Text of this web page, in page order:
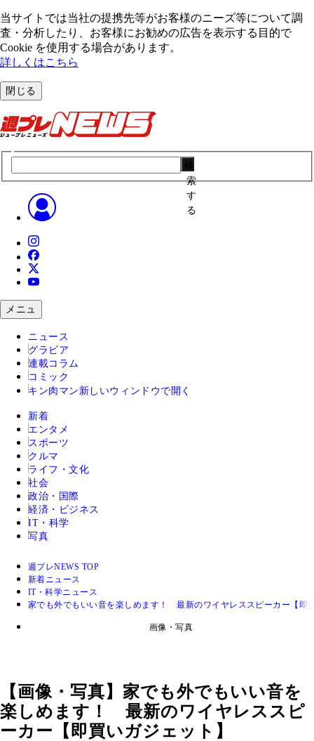
当サイトでは当社の提携先等がお客様のニーズ等について調
査・分析したり、お客様にお勧めの広告を表⽰する⽬的で
Cookie を使⽤する場合があります。
詳しくはこちら
閉じる
索
す
る
メニュ
ニュース
グラビア
連載コラム
コミック
キン肉マン 新しいウィンドウで開く
新着
エンタメ
スポーツ
クルマ
ライフ・文化
社会
政治・国際
経済・ビジネス
IT・科学
写真
週プレNEWS TOP
新着ニュース
IT・科学ニュース
家でも外でもいい音を楽しめます！ 最新のワイヤレススピーカー【即
画像・写真
【画像・写真】家でも外でもいい音を
楽しめます！ 最新のワイヤレススピ
ーカー【即買いガジェット】